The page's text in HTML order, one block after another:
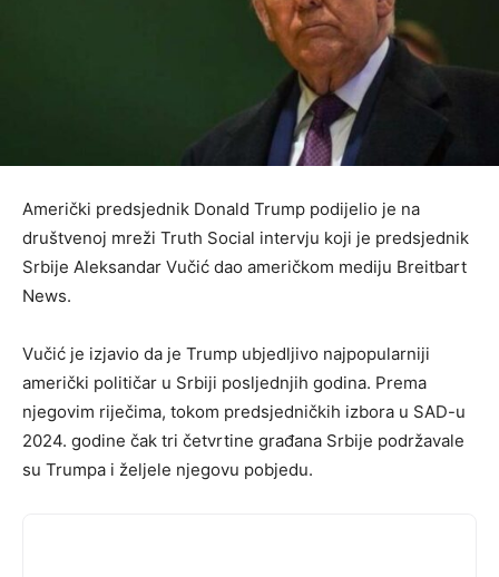
Američki predsjednik Donald Trump podijelio je na
društvenoj mreži Truth Social intervju koji je predsjednik
Srbije Aleksandar Vučić dao američkom mediju Breitbart
News.
Vučić je izjavio da je Trump ubjedljivo najpopularniji
američki političar u Srbiji posljednjih godina. Prema
njegovim riječima, tokom predsjedničkih izbora u SAD-u
2024. godine čak tri četvrtine građana Srbije podržavale
su Trumpa i željele njegovu pobjedu.